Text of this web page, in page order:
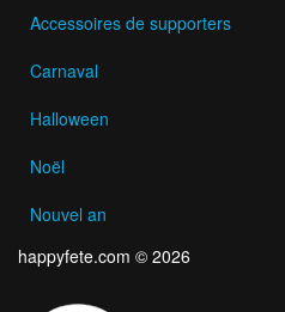
Accessoires de supporters
Carnaval
Halloween
Noël
Nouvel an
happyfete.com © 2026